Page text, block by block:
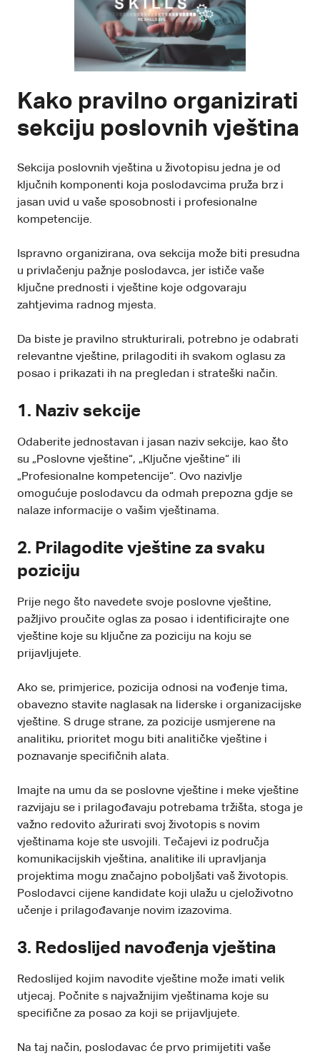
Kako pravilno organizirati
sekciju poslovnih vještina
Sekcija poslovnih vještina u životopisu jedna je od
ključnih komponenti koja poslodavcima pruža brz i
jasan uvid u vaše sposobnosti i profesionalne
kompetencije.
Ispravno organizirana, ova sekcija može biti presudna
u privlačenju pažnje poslodavca, jer ističe vaše
ključne prednosti i vještine koje odgovaraju
zahtjevima radnog mjesta.
Da biste je pravilno strukturirali, potrebno je odabrati
relevantne vještine, prilagoditi ih svakom oglasu za
posao i prikazati ih na pregledan i strateški način.
1. Naziv sekcije
Odaberite jednostavan i jasan naziv sekcije, kao što
su „Poslovne vještine“, „Ključne vještine“ ili
„Profesionalne kompetencije“. Ovo nazivlje
omogućuje poslodavcu da odmah prepozna gdje se
nalaze informacije o vašim vještinama.
2. Prilagodite vještine za svaku
poziciju
Prije nego što navedete svoje poslovne vještine,
pažljivo proučite oglas za posao i identificirajte one
vještine koje su ključne za poziciju na koju se
prijavljujete.
Ako se, primjerice, pozicija odnosi na vođenje tima,
obavezno stavite naglasak na liderske i organizacijske
vještine. S druge strane, za pozicije usmjerene na
analitiku, prioritet mogu biti analitičke vještine i
poznavanje specifičnih alata.
Imajte na umu da se poslovne vještine i meke vještine
razvijaju se i prilagođavaju potrebama tržišta, stoga je
važno redovito ažurirati svoj životopis s novim
vještinama koje ste usvojili. Tečajevi iz područja
komunikacijskih vještina, analitike ili upravljanja
projektima mogu značajno poboljšati vaš životopis.
Poslodavci cijene kandidate koji ulažu u cjeloživotno
učenje i prilagođavanje novim izazovima.
3. Redoslijed navođenja vještina
Redoslijed kojim navodite vještine može imati velik
utjecaj. Počnite s najvažnijim vještinama koje su
specifične za posao za koji se prijavljujete.
Na taj način, poslodavac će prvo primijetiti vaše